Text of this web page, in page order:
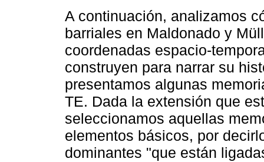
A continuación, analizamos
barriales en Maldonado y
coordenadas espacio-
construyen para narrar su
presentamos algunas
TE. Dada la extensión que
seleccionamos aquellas
elementos básicos, por
dominantes "que están